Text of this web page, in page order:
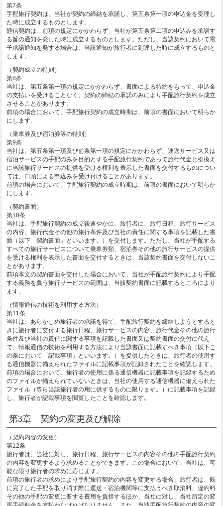
第7条
手配旅行契約は、当社が契約の締結を承諾し、第五条第一項の申込金を受理し
た時に成立するものとします。
通信契約は、前項の規定にかかわらず、当社が第五条第二項の申込みを承諾す
る旨の通知を発した時に成立するものとします。ただし、当該契約において電
子承諾通知を発する場合は、当該通知が旅行者に到達した時に成立するものと
します。
（契約成立の特則）
第8条
当社は、第五条第一項の規定にかかわらず、書面による特約をもって、申込金
の支払いを受けることなく、契約の締結の承諾のみにより手配旅行契約を成立
させることがあります。
前項の場合において、手配旅行契約の成立時期は、前項の書面において明らか
にします。
（乗車券及び宿泊券等の特則）
第9条
当社は、第五条第一項及び前条第一項の規定にかかわらず、運送サービス又は
宿泊サービスの手配のみを目的とする手配旅行契約であって旅行代金と引換え
に当該旅行サービスの提供を受ける権利を表示した書面を交付するものについ
ては、口頭による申込みを受け付けることがあります。
前項の場合において、手配旅行契約の成立時期は、前項の書面において明らか
にします。
（契約書面）
第10条
当社は、手配旅行契約の成立後速やかに、旅行者に、旅行日程、旅行サービス
の内容、旅行代金その他の旅行条件及び当社の責任に関する事項を記載した書
面（以下「契約書面」といいます。）を交付します。ただし、当社が手配する
すべての旅行サービスについて乗車券類、宿泊券その他の旅行サービスの提供
を受ける権利を表示した書面を交付するときは、当該契約書面を交付しないこ
とがあります。
前項本文の契約書面を交付した場合において、当社が手配旅行契約により手配
する義務を負う旅行サービスの範囲は、当該契約書面に記載するところにより
ます。
（情報通信の技術を利用する方法）
第11条
当社は、あらかじめ旅行者の承諾を得て、手配旅行契約を締結しようとすると
きに旅行者に交付する旅行日程、旅行サービスの内容、旅行代金その他の旅行
条件及び当社の責任に関する事項を記載した書面又は契約書面の交付に代え
て、情報通信の技術を利用する方法により当該書面に記載すべき事項（以下こ
の条において「記載事項」といいます。）を提供したときは、旅行者の使用す
る通信機器に備えられたファイルに記載事項が記録されたことを確認します。
前項の場合において、旅行者の使用に係る通信機器に記載事項を記録するため
のファイルが備えられていないときは、当社の使用する通信機器に備えられた
ファイル（専ら当該旅行者の用に供するものに限ります。）に記載事項を記録
し、旅行者が記載事項を閲覧したことを確認します。
第3章 契約の変更及び解除
（契約内容の変更）
第12条
旅行者は、当社に対し、旅行日程、旅行サービスの内容その他の手配旅行契約
の内容を変更するよう求めることができます。この場合において、当社は、可
能な限り旅行者の求めに応じます。
前項の旅行者の求めにより手配旅行契約の内容を変更する場合、旅行者は、既
に完了した手配を取り消す際に運送・宿泊機関等に支払うべき取消料、違約料
その他の手配の変更に要する費用を負担するほか、当社に対し、当社所定の変